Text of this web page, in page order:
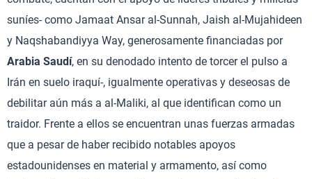
suníes- como Jamaat Ansar al-Sunnah, Jaish al-Mujahideen
y Naqshabandiyya Way, generosamente financiadas por
Arabia Saudí, en su denodado intento de torcer el pulso a
Irán en suelo iraquí-, igualmente operativas y deseosas de
debilitar aún más a al-Maliki, al que identifican como un
traidor. Frente a ellos se encuentran unas fuerzas armadas
que a pesar de haber recibido notables apoyos
estadounidenses en material y armamento, así como